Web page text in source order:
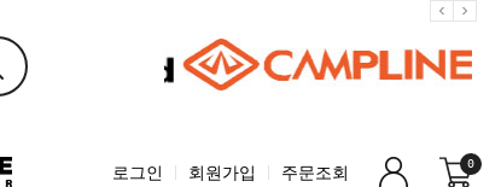
로그인 회원가입 주문조회 0